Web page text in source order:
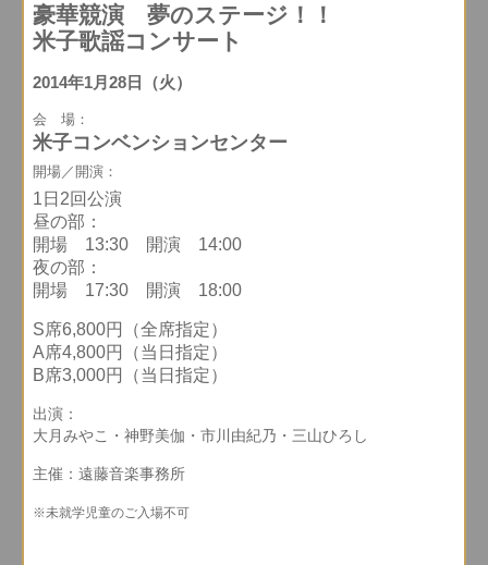
豪華競演 夢のステージ！！
米子歌謡コンサート
2014年1月28日（火）
会 場：
米子コンベンションセンター
開場／開演：
1日2回公演
昼の部：
開場 13:30 開演 14:00
夜の部：
開場 17:30 開演 18:00
S席6,800円（全席指定）
A席4,800円（当日指定）
B席3,000円（当日指定）
出演：
大月みやこ・神野美伽・市川由紀乃・三山ひろし
主催：遠藤音楽事務所
※未就学児童のご入場不可